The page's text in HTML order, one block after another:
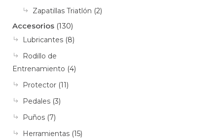
Zapatillas Triatlón (2)
Accesorios (130)
Lubricantes (8)
Rodillo de
Entrenamiento (4)
Protector (11)
Pedales (3)
Puños (7)
Herramientas (15)